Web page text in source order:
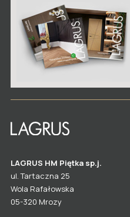
Kolory wykończeń drzwi
Rodzaje i kolory szkła
Akcesoria do drzwi
Gdzie kupić drzwi LAGRUS?
LAGRUS HM Piętka sp.j.
ul. Tartaczna 25
Wola Rafałowska
05-320 Mrozy